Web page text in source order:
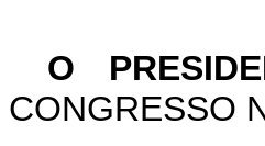
O
CONGRESSO